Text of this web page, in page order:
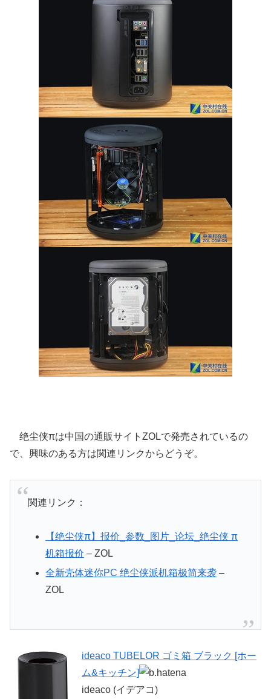
绝尘侠πは中国の通販サイトZOLで発売されているの
で、興味のある方は関連リンクからどうぞ。
関連リンク：
【绝尘侠π】报价_参数_图片_论坛_绝尘侠 π
机箱报价 – ZOL
全新壳体迷你PC 绝尘侠派机箱极简来袭–
ZOL
ideaco TUBELOR ゴミ箱 ブラック [ホー
ム&キッチン]
ideaco (イデアコ)